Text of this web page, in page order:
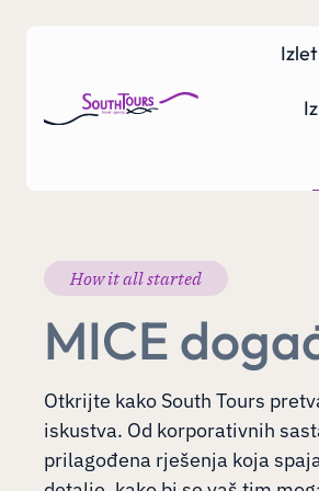
MICE
Otkrijte kako South Tours
iskustva. Od korporativnih
prilagođena rješenja koja
How it all started